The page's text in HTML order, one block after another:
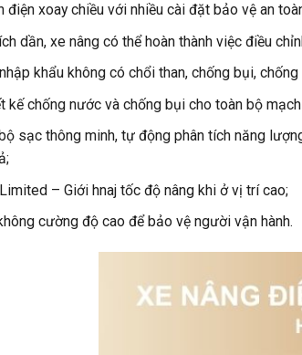
điện xoay chiều với nhiều cài đặt bảo vệ an
dần, xe nâng có thể hoàn thành việc điều
khẩu không có chổi than, chống bụi,
kế chống nước và chống bụi cho toàn bộ
sạc thông minh, tự động phân tích năng
– Giới hnaj tốc độ nâng khi ở vị trí cao;
cường độ cao để bảo vệ người vận hành.